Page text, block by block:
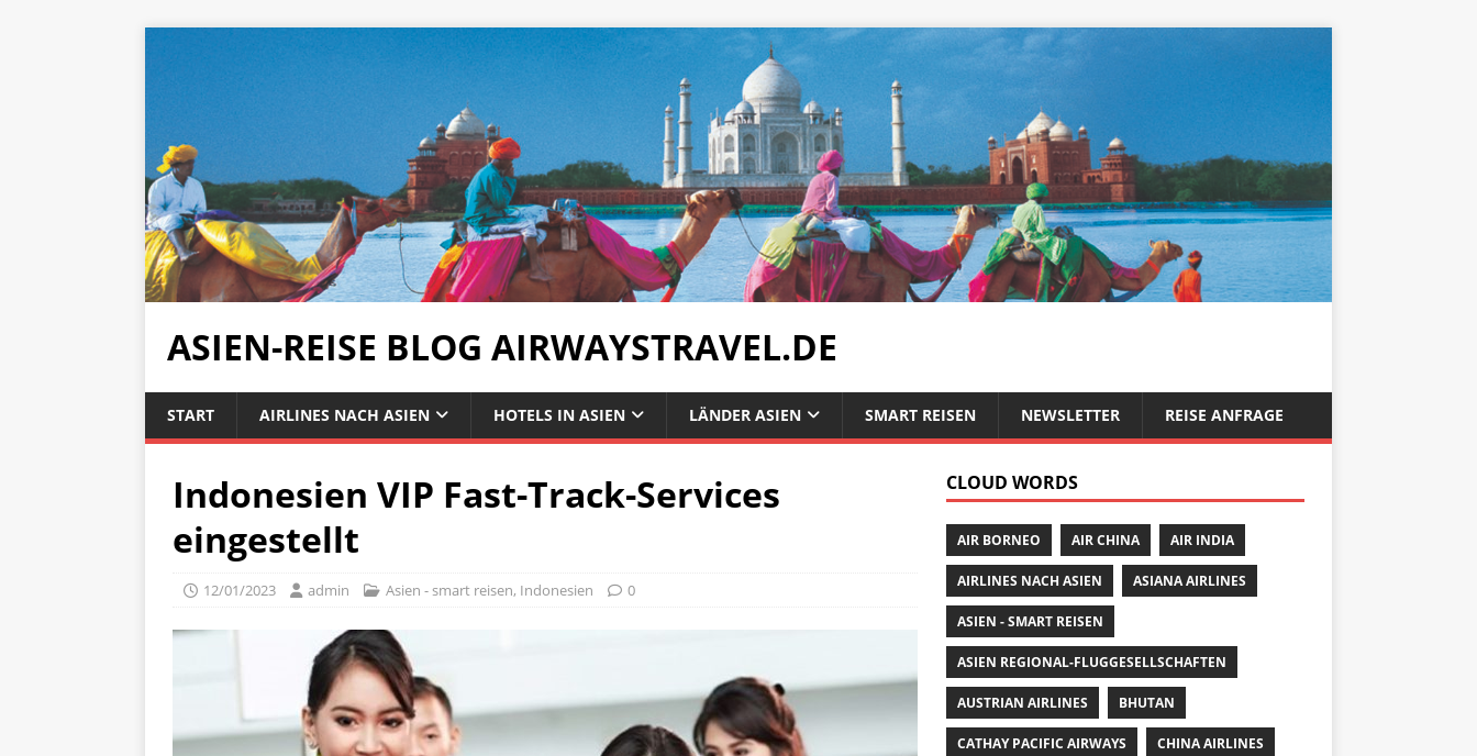
ASIEN-REISE BLOG AIRWAYSTRAVEL.DE
START AIRLINES NACH ASIEN HOTELS IN ASIEN LÄNDER ASIEN SMART REISEN NEWSLETTER REISE ANFRAGE
Indonesien VIP Fast-Track-Services
eingestellt
12/01/2023 admin Asien - smart reisen, Indonesien 0
CLOUD WORDS
AIR BORNEO AIR CHINA AIR INDIA
AIRLINES NACH ASIEN ASIANA AIRLINES
ASIEN - SMART REISEN
ASIEN REGIONAL-FLUGGESELLSCHAFTEN
AUSTRIAN AIRLINES BHUTAN
CATHAY PACIFIC AIRWAYS CHINA AIRLINES